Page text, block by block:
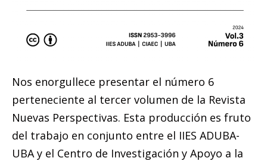
Nos enorgullece presentar el número 6
perteneciente al tercer volumen de la Revista
Nuevas Perspectivas. Esta producción es fruto
del trabajo en conjunto entre el IIES ADUBA-
UBA y el Centro de Investigación y Apoyo a la